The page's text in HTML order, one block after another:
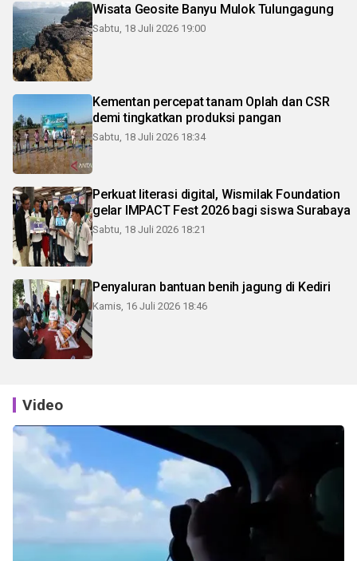
Wisata Geosite Banyu Mulok Tulungagung
Sabtu, 18 Juli 2026 19:00
Kementan percepat tanam Oplah dan CSR
demi tingkatkan produksi pangan
Sabtu, 18 Juli 2026 18:34
Perkuat literasi digital, Wismilak Foundation
gelar IMPACT Fest 2026 bagi siswa Surabaya
Sabtu, 18 Juli 2026 18:21
Penyaluran bantuan benih jagung di Kediri
Kamis, 16 Juli 2026 18:46
Video